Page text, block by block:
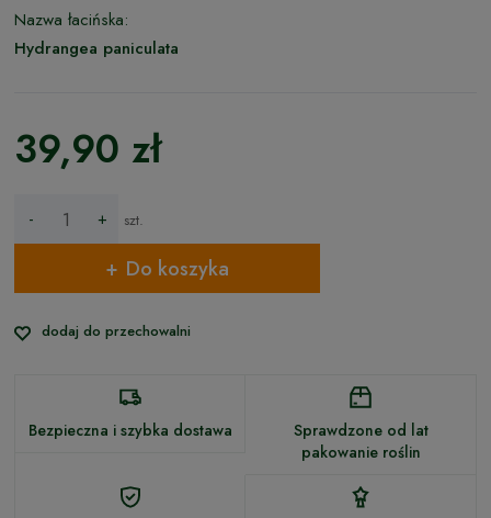
Nazwa łacińska:
Hydrangea paniculata
39,90 zł
- + szt.
Do koszyka
dodaj do przechowalni
Bezpieczna i szybka dostawa
Sprawdzone od lat
pakowanie roślin